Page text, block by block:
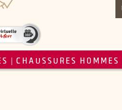
CHAUSSURES HOMMES